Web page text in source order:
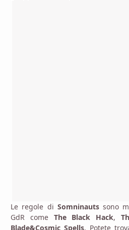
Le regole di Somninauts sono
GdR come The Black Hack,
Blade&Cosmic Spells. Potete